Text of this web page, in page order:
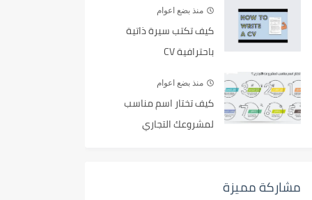
منذ بضع اعوام
كيف تكتب سيرة ذاتية
باحترافية CV
منذ بضع اعوام
كيف تختار اسم مناسب
لمشروعك التجاري
مشاركة مميزة